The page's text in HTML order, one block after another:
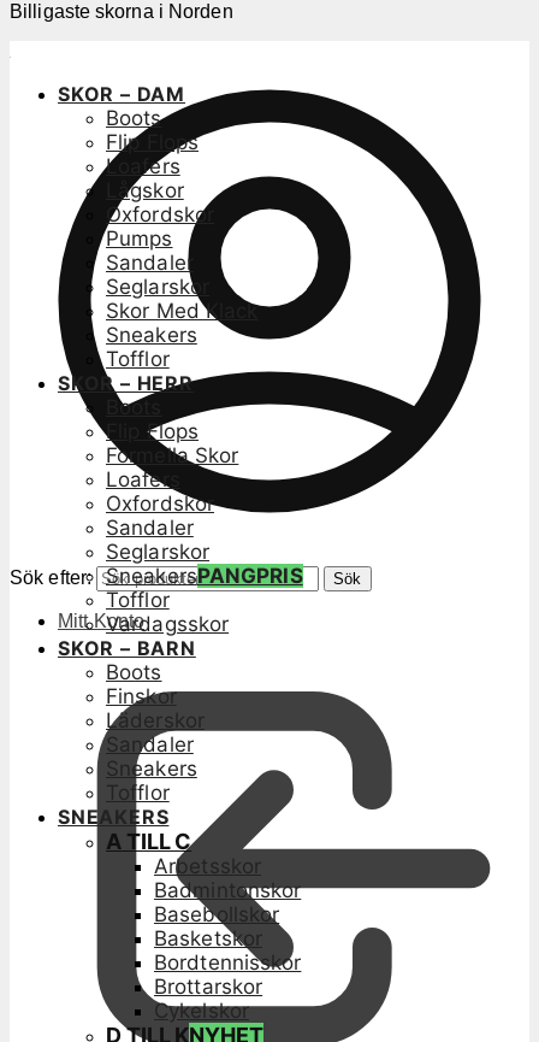
Billigaste skorna i Norden
Sök efter: Sök
Mitt Konto
SKOR – DAM
Boots
Flip Flops
Loafers
Lågskor
Oxfordskor
Pumps
Sandaler
Seglarskor
Skor Med Klack
Sneakers
Tofflor
SKOR – HERR
Boots
Flip Flops
Formella Skor
Loafers
Oxfordskor
Sandaler
Seglarskor
SneakersPANGPRIS
Tofflor
Vardagsskor
SKOR – BARN
Boots
Finskor
Läderskor
Sandaler
Sneakers
Tofflor
SNEAKERS
A TILL C
Arbetsskor
Badmintonskor
Basebollskor
Basketskor
Bordtennisskor
Brottarskor
Cykelskor
D TILL KNYHET